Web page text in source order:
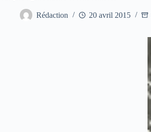
Rédaction 20 avril 2015